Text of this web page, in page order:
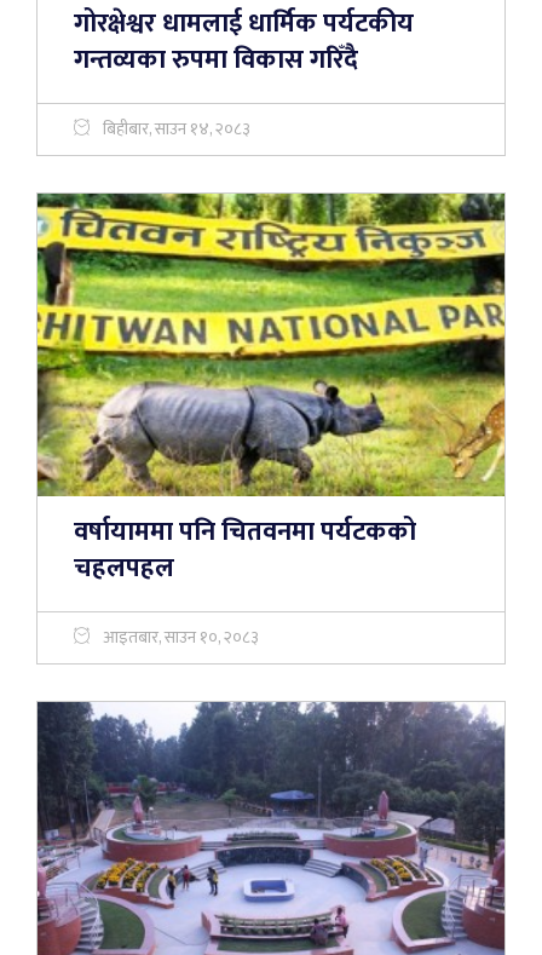
गोरक्षेश्वर धामलाई धार्मिक पर्यटकीय
गन्तव्यका रुपमा विकास गरिँदै
बिहीबार, साउन १४, २०८३
वर्षायाममा पनि चितवनमा पर्यटकको
चहलपहल
आइतबार, साउन १०, २०८३